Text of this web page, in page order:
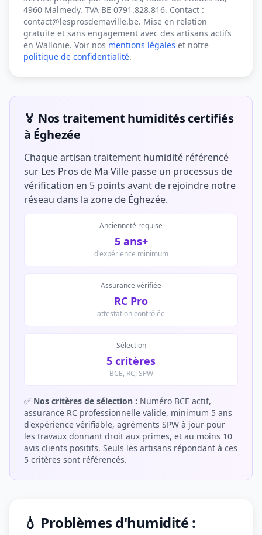
4960 Malmedy. TVA BE 0791.828.816. Contact :
contact@lesprosdemaville.be. Mise en relation
gratuite et sans engagement avec des artisans actifs
en Wallonie. Voir nos mentions légales et notre
politique de confidentialité.
🏅 Nos traitement humidités certifiés
à Éghezée
Chaque artisan traitement humidité référencé
sur Les Pros de Ma Ville passe un processus de
vérification en 5 points avant de rejoindre notre
réseau dans la zone de Éghezée.
Ancienneté requise
5 ans+
d'expérience minimum
Assurance vérifiée
RC Pro
attestation contrôlée
Sélection
5 critères
BCE, RC, SPW
✅ Nos critères de sélection : Numéro BCE actif,
assurance RC professionnelle valide, minimum 5 ans
d'expérience vérifiable, agréments SPW à jour pour
les travaux donnant droit aux primes, et au moins 10
avis clients positifs. Seuls les artisans répondant à ces
5 critères sont référencés.
💧 Problèmes d'humidité :